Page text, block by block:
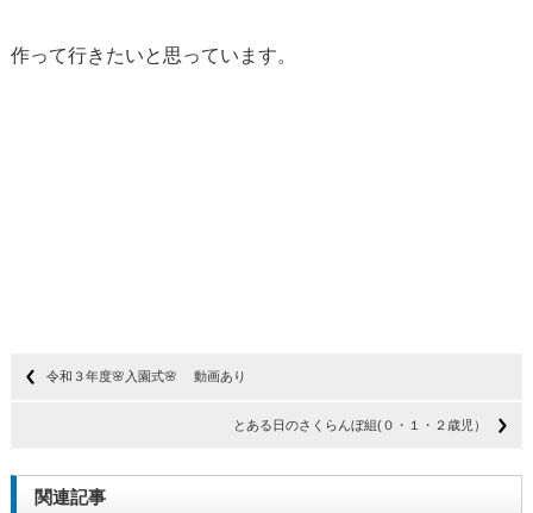
作って行きたいと思っています。
令和３年度🌸入園式🌸 動画あり
とある日のさくらんぼ組(０・１・２歳児）
関連記事